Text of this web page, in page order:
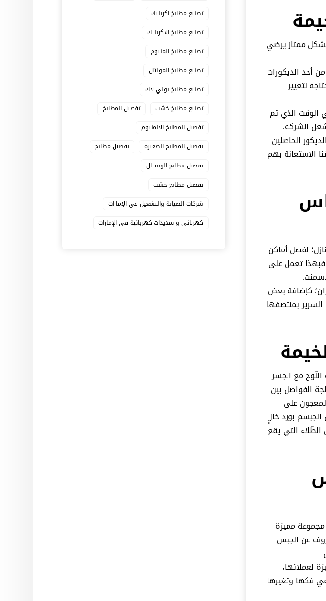
ممتاز يرضي
أحد الديكورات
لتغيير
الوقت الذي تم
الشركة.
الحاصلين
الاستعانة بهم
لفصل أماكن
فبهذا تعمل على
كإضافة بعض
بمنتصفها
اللّوح مع الجسر
الفواصل بين
على
بورد خالٍ
التي يقع
مجموعة مميزة
عن الجبس
لعملائها،
فكها وتغيرها
تصنيع مطابخ اكريليك
تصنيع مطابخ الاكريليك
تصنيع مطابخ المنيوم
تصنيع مطابخ المونتال
تصنيع مطابخ بولي لاك
تصنيع مطابخ خشب
تفصيل المطابخ
تفصيل المطابخ الالمنيوم
تفصيل المطابخ الصغيره
تفصيل مطابخ
تفصيل مطابخ الوميتال
تفصيل مطابخ خشب
شركات الصيانة والتشغيل في الإمارات
كهربائي و تمديدات كهربائية في الإمارات